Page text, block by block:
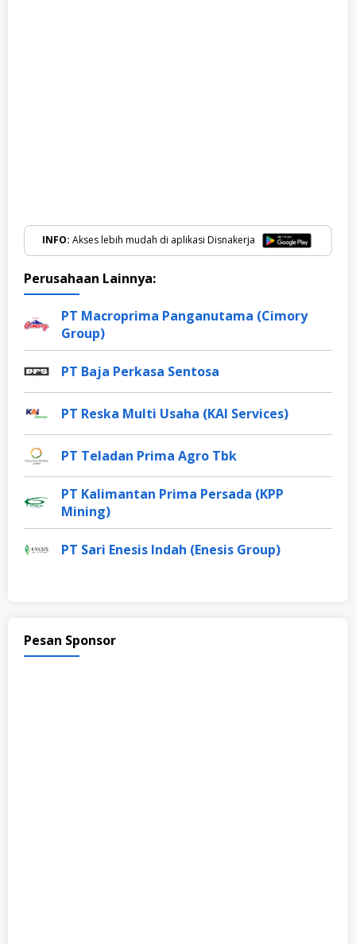
INFO: Akses lebih mudah di aplikasi Disnakerja
Perusahaan Lainnya:
PT Macroprima Panganutama (Cimory
Group)
PT Baja Perkasa Sentosa
PT Reska Multi Usaha (KAI Services)
PT Teladan Prima Agro Tbk
PT Kalimantan Prima Persada (KPP
Mining)
PT Sari Enesis Indah (Enesis Group)
Pesan Sponsor